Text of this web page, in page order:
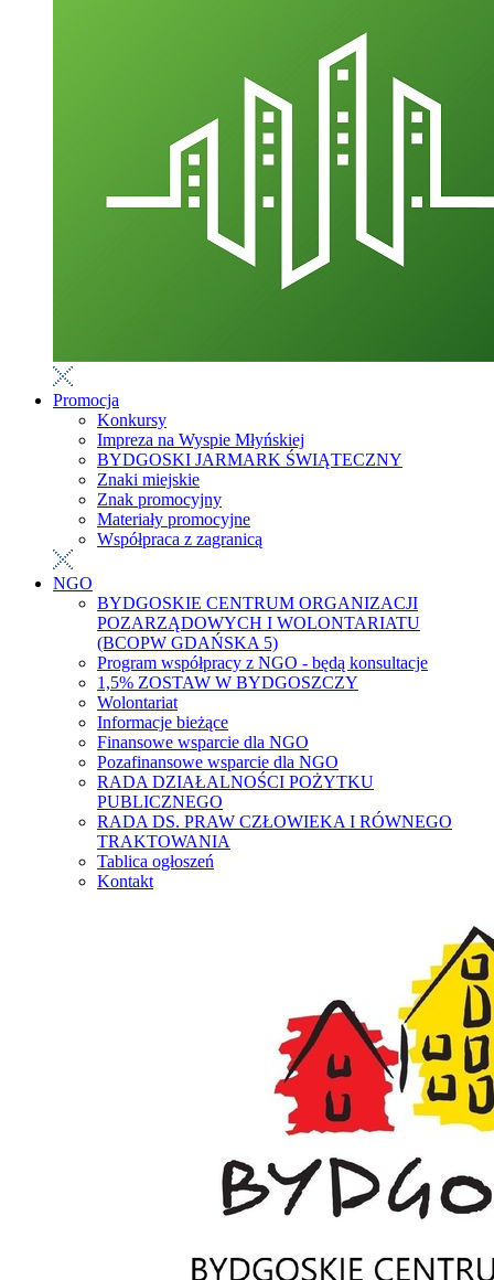
Promocja
Konkursy
Impreza na Wyspie Młyńskiej
BYDGOSKI JARMARK ŚWIĄTECZNY
Znaki miejskie
Znak promocyjny
Materiały promocyjne
Współpraca z zagranicą
NGO
BYDGOSKIE CENTRUM ORGANIZACJI
POZARZĄDOWYCH I WOLONTARIATU
(BCOPW GDAŃSKA 5)
Program współpracy z NGO - będą konsultacje
1,5% ZOSTAW W BYDGOSZCZY
Wolontariat
Informacje bieżące
Finansowe wsparcie dla NGO
Pozafinansowe wsparcie dla NGO
RADA DZIAŁALNOŚCI POŻYTKU
PUBLICZNEGO
RADA DS. PRAW CZŁOWIEKA I RÓWNEGO
TRAKTOWANIA
Tablica ogłoszeń
Kontakt